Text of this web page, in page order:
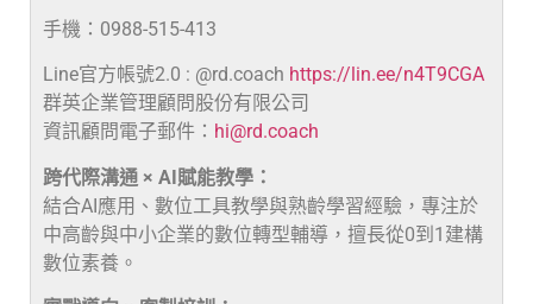
手機：0988-515-413
Line官方帳號2.0 : @rd.coach https://lin.ee/n4T9CGA
群英企業管理顧問股份有限公司
資訊顧問電子郵件： hi@rd.coach
跨代際溝通 × AI賦能教學：
結合AI應用、數位工具教學與熟齡學習經驗，專注於
中高齡與中小企業的數位轉型輔導，擅長從0到1建構
數位素養。